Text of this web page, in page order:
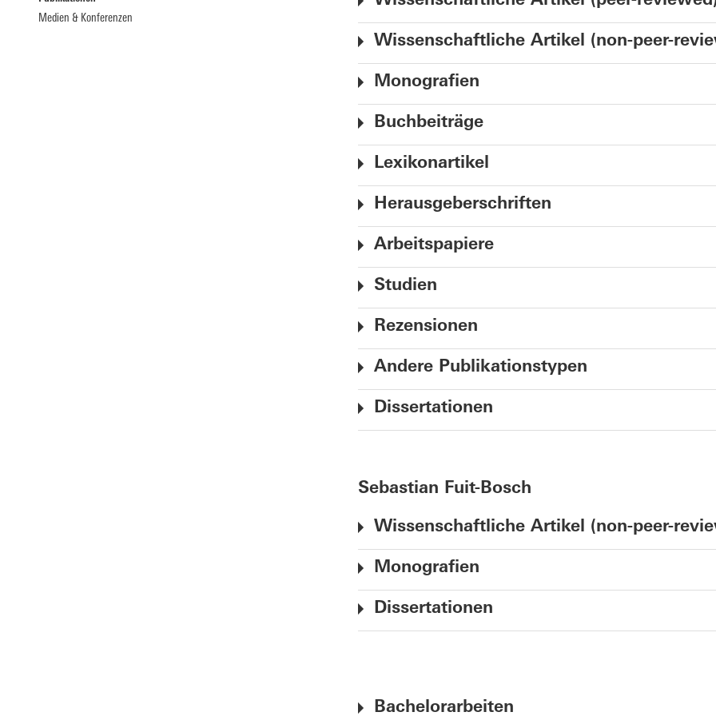
Medien & Konferenzen
Wissenschaftliche Artikel (non-peer-
Monografien
Buchbeiträge
Lexikonartikel
Herausgeberschriften
Arbeitspapiere
Studien
Rezensionen
Andere Publikationstypen
Dissertationen
Sebastian Fuit-Bosch
Wissenschaftliche Artikel (non-peer-
Monografien
Dissertationen
Bachelorarbeiten